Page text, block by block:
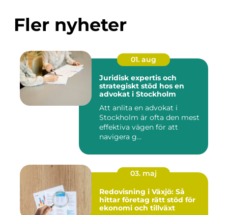
Fler nyheter
01. aug
Juridisk expertis och
strategiskt stöd hos en
advokat i Stockholm
Att anlita en advokat i
Stockholm är ofta den mest
effektiva vägen för att
navigera g...
03. maj
Redovisning i Växjö: Så
hittar företag rätt stöd för
ekonomi och tillväxt